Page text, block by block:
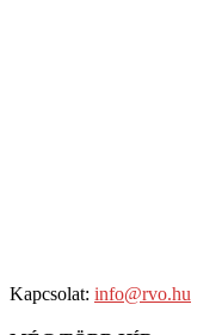
Kapcsolat: info@rvo.hu